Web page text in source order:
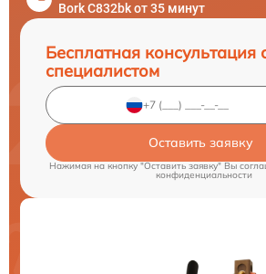
Bork C832bk от 35 минут
Бесплатная консультация
специалистом
Оставить заявку
Нажимая на кнопку "Оставить заявку" Вы
конфиденциальности